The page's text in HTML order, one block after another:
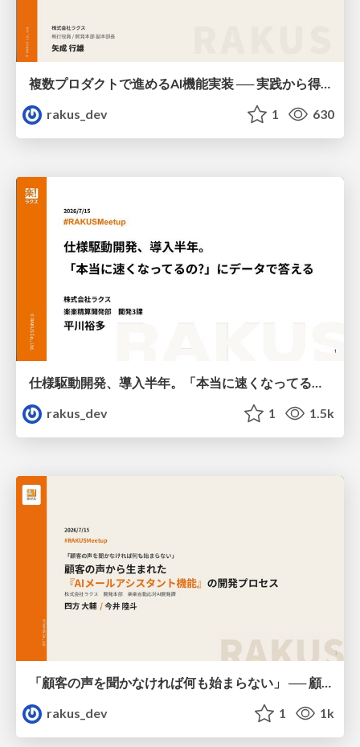
複数プロダクトで進めるAI機能実装 ── 実践から得たリアルな学びとロードマップ実現への挑戦 / AICon2026_yanari
rakus_dev
1 630
仕様駆動開発、導入半年。「本当に速くなってるの?」にデータで答える / AICon2026_hirakawa
rakus_dev
1 1.5k
「顧客の声を聞かなければ何も始まらない」 ── 顧客の声から生まれた『AI返信補助機能』の開発プロセス / AICon2026_shikata_imai
rakus_dev
1 1k